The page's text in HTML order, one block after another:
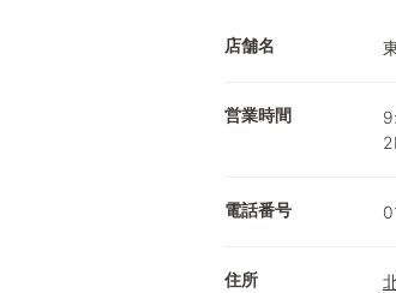
店舗名
営業時間
電話番号
住所